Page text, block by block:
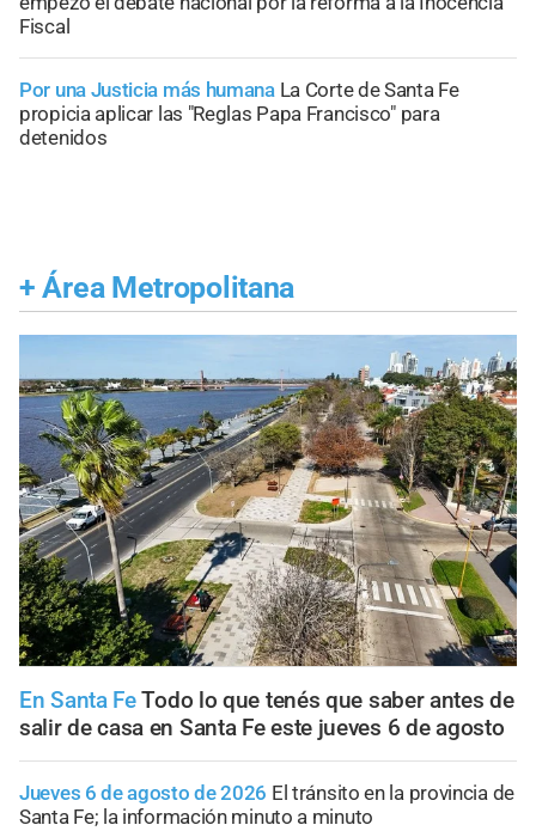
Fiscal
Por una Justicia más humana La Corte de Santa Fe
propicia aplicar las "Reglas Papa Francisco" para
detenidos
+ Área Metropolitana
En Santa Fe Todo lo que tenés que saber antes de
salir de casa en Santa Fe este jueves 6 de agosto
Jueves 6 de agosto de 2026 El tránsito en la provincia de
Santa Fe; la información minuto a minuto